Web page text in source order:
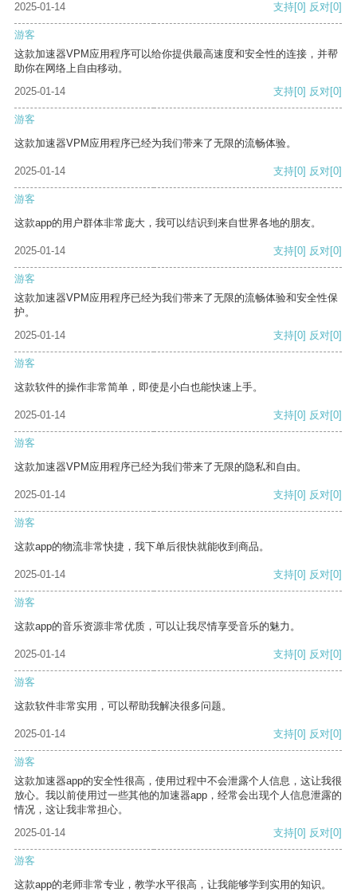
2025-01-14 支持[0] 反对[0]
游客
这款加速器VPM应用程序可以给你提供最高速度和安全性的连接，并帮
助你在网络上自由移动。
2025-01-14
支持[0] 反对[0]
游客
这款加速器VPM应用程序已经为我们带来了无限的流畅体验。
2025-01-14 支持[0] 反对[0]
游客
这款app的用户群体非常庞大，我可以结识到来自世界各地的朋友。
2025-01-14 支持[0] 反对[0]
游客
这款加速器VPM应用程序已经为我们带来了无限的流畅体验和安全性保
护。
2025-01-14
支持[0] 反对[0]
游客
这款软件的操作非常简单，即使是小白也能快速上手。
2025-01-14 支持[0] 反对[0]
游客
这款加速器VPM应用程序已经为我们带来了无限的隐私和自由。
2025-01-14 支持[0] 反对[0]
游客
这款app的物流非常快捷，我下单后很快就能收到商品。
2025-01-14 支持[0] 反对[0]
游客
这款app的音乐资源非常优质，可以让我尽情享受音乐的魅力。
2025-01-14 支持[0] 反对[0]
游客
这款软件非常实用，可以帮助我解决很多问题。
2025-01-14 支持[0] 反对[0]
游客
这款加速器app的安全性很高，使用过程中不会泄露个人信息，这让我很
放心。我以前使用过一些其他的加速器app，经常会出现个人信息泄露的
情况，这让我非常担心。
2025-01-14
支持[0] 反对[0]
游客
这款app的老师非常专业，教学水平很高，让我能够学到实用的知识。